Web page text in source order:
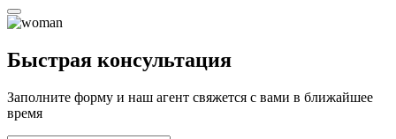
Быстрая консультация
Заполните форму и наш агент свяжется с вами в ближайшее
время